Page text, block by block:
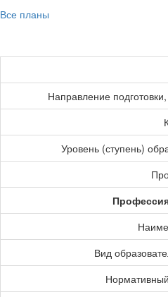
Все планы
Направление
Уровень (ступень)
Вид